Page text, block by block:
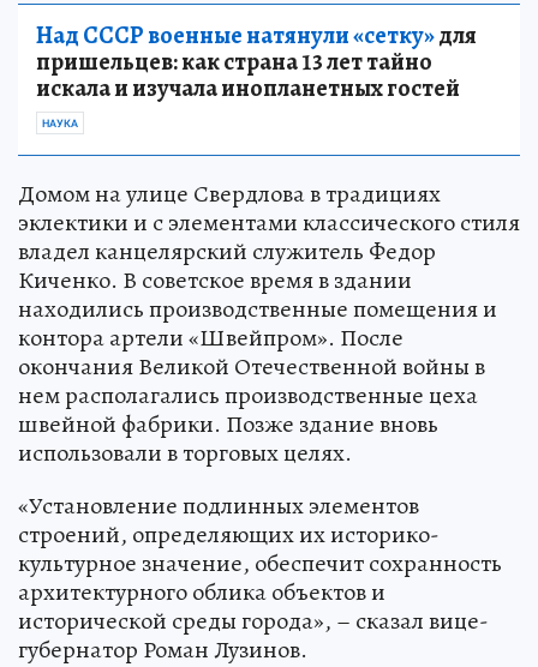
Над СССР военные натянули «сетку»для
пришельцев: как страна 13 лет тайно
искала и изучала инопланетных гостей
НАУКА
Домом на улице Свердлова в традициях
эклектики и с элементами классического стиля
владел канцелярский служитель Федор
Киченко. В советское время в здании
находились производственные помещения и
контора артели «Швейпром». После
окончания Великой Отечественной войны в
нем располагались производственные цеха
швейной фабрики. Позже здание вновь
использовали в торговых целях.
«Установление подлинных элементов
строений, определяющих их историко-
культурное значение, обеспечит сохранность
архитектурного облика объектов и
исторической среды города», – сказал вице-
губернатор Роман Лузинов.